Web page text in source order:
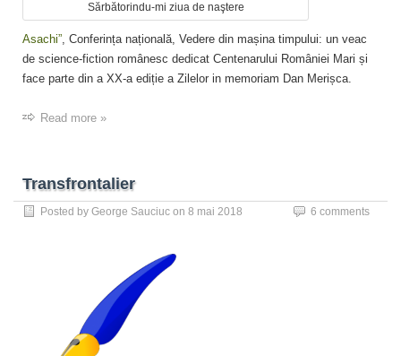
Sărbătorindu-mi ziua de naştere
Asachi”, Conferința națională, Vedere din mașina timpului: un veac
de science-fiction românesc dedicat Centenarului României Mari și
face parte din a XX-a ediție a Zilelor in memoriam Dan Merișca.
Read more »
Transfrontalier
Posted by George Sauciuc on 8 mai 2018 6 comments